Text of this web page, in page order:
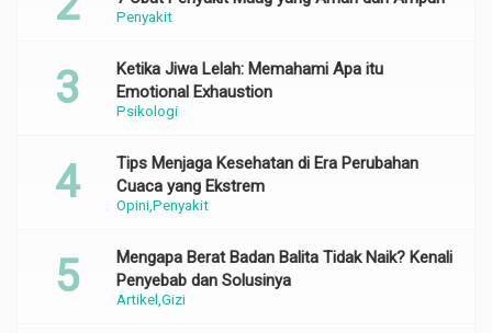
Penyakit
Psikologi
Ketika Jiwa Lelah: Memahami Apa itu
Emotional Exhaustion
OpiniPenyakit
Tips Menjaga Kesehatan di Era Perubahan
Cuaca yang Ekstrem
Artikel Gizi
Mengapa Berat Badan Balita Tidak Naik? Kenali
Penyebab dan Solusinya